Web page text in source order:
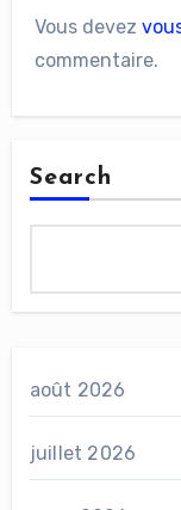
Vous devez
commentaire.
Search
août 2026
juillet 2026